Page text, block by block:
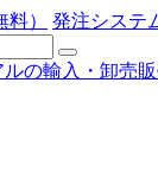
料） 発注システ
の輸入・卸売